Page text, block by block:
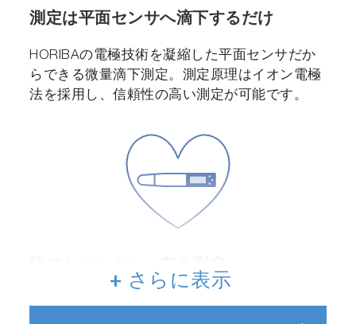
測定は平面センサへ滴下するだけ
HORIBAの電極技術を凝縮した平面センサだか
らできる微量滴下測定。測定原理はイオン電極
法を採用し、信頼性の高い測定が可能です。
誰でもカンタン・安心測定。
シンプルなボタンと安心の判定機能でだれでも
+ さらに表示